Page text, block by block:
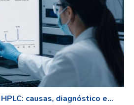
causas, diagnóstico e...